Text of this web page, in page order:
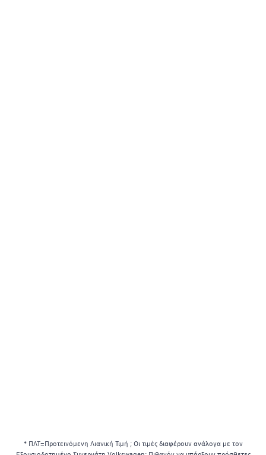
* ΠΛΤ=Προτεινόμενη Λιανική Τιμή ; Οι τιμές διαφέρουν ανάλογα με τον